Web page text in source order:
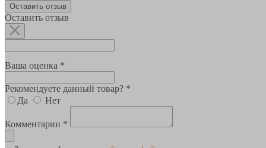
Оставить отзыв
Оставить отзыв
Ваша оценка *
Рекомендуете данный товар? *
Да
Нет
Комментарии *